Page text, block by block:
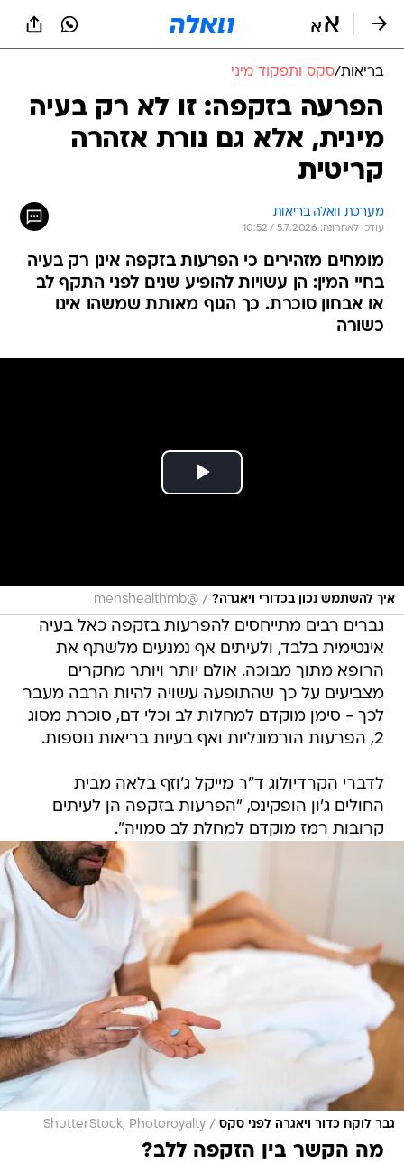
בריאות/סקס ותפקוד מיני
הפרעה בזקפה: זו לא רק בעיה
מינית, אלא גם נורת אזהרה
קריטית
מערכת וואלה בריאות
עודכן לאחרונה: 5.7.2026 / 10:52
מומחים מזהירים כי הפרעות בזקפה אינן רק בעיה
בחיי המין: הן עשויות להופיע שנים לפני התקף לב
או אבחון סוכרת. כך הגוף מאותת שמשהו אינו
כשורה
איך להשתמש נכון בכדורי ויאגרה? /
@menshealthmb
גברים רבים מתייחסים להפרעות בזקפה כאל בעיה
אינטימית בלבד, ולעיתים אף נמנעים מלשתף את
הרופא מתוך מבוכה. אולם יותר ויותר מחקרים
מצביעים על כך שהתופעה עשויה להיות הרבה מעבר
לכך - סימן מוקדם למחלות לב וכלי דם, סוכרת מסוג
2, הפרעות הורמונליות ואף בעיות בריאות נוספות.
לדברי הקרדיולוג ד"ר מייקל ג'וזף בלאה מבית
החולים ג'ון הופקינס, "הפרעות בזקפה הן לעיתים
קרובות רמז מוקדם למחלת לב סמויה".
גבר לוקח כדור ויאגרה לפני סקס /
ShutterStock, Photoroyalty
מה הקשר בין הזקפה ללב?